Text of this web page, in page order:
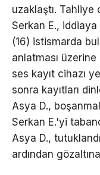
uzaklaştı.
Serkan E., iddiaya
(16) istismarda
anlatması üzerine
ses kayıt cihazı
sonra kayıtları
Asya D.,
Serkan E.'yi
Asya D.,
ardından